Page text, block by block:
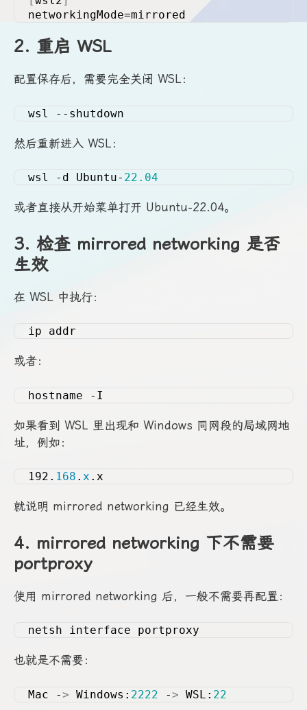
networkingMode=mirrored
2. 重启 WSL
配置保存后，需要完全关闭 WSL：
wsl --shutdown
然后重新进入 WSL：
wsl -d Ubuntu- 22.04
或者直接从开始菜单打开 Ubuntu-22.04。
3. 检查 mirrored networking 是否
生效
在 WSL 中执行：
ip addr
或者：
hostname -I
如果看到 WSL 里出现和 Windows 同网段的局域网地
址，例如：
192. 168 . x .x
就说明 mirrored networking 已经生效。
4. mirrored networking 下不需要
portproxy
使用 mirrored networking 后，一般不需要再配置：
netsh interface portproxy
也就是不需要：
Mac -> Windows: 2222 -> WSL: 22